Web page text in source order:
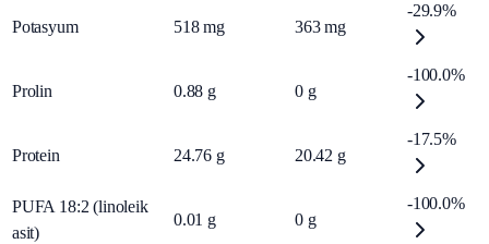
Potasyum 518 mg 363 mg
-29.9%
Prolin 0.88 g 0 g
-100.0%
Protein 24.76 g 20.42 g
-17.5%
PUFA 18:2 (linoleik
asit)
0.01 g 0 g
-100.0%